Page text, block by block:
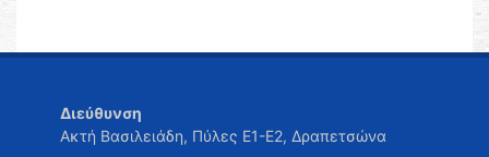
Διεύθυνση
Ακτή Βασιλειάδη, Πύλες Ε1-Ε2, Δραπετσώνα